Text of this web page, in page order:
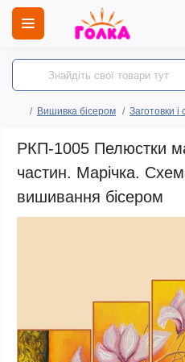
Вишивка бісером Заготовки і
РКП-1005 Пелюстки
частин. Марічка.
вишивання бісером